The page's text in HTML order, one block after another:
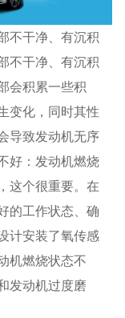
不干净、有沉积
不干净、有沉积
会积累一些积
变化，同时其性
导致发动机无序
好：发动机燃烧
这个很重要。在
的工作状态、确
计安装了氧传感
机燃烧状态不
发动机过度磨